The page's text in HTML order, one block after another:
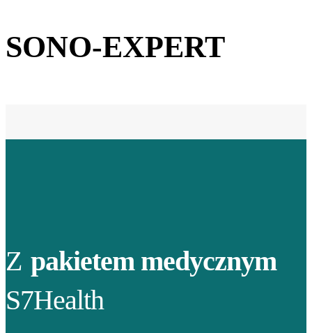
SONO-EXPERT
Z pakietem medycznym
S7Health